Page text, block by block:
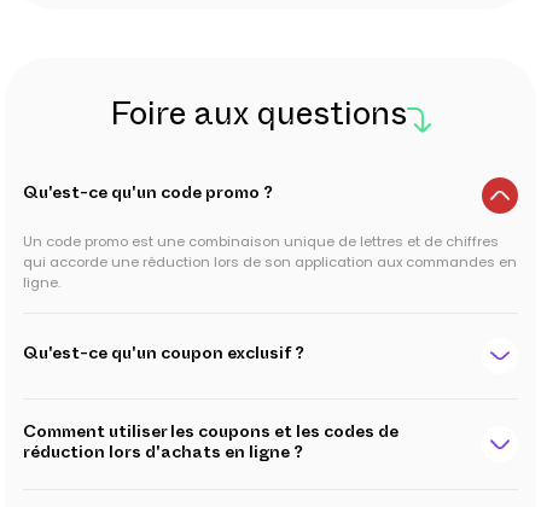
Foire aux questions
Qu'est-ce qu'un code promo ?
Un code promo est une combinaison unique de lettres et de chiffres
qui accorde une réduction lors de son application aux commandes en
ligne.
Qu'est-ce qu'un coupon exclusif ?
Comment utiliser les coupons et les codes de
réduction lors d'achats en ligne ?